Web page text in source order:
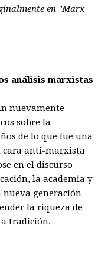
en "Marx
análisis marxistas
nuevamente
sobre la
de lo que fue una
cara anti-marxista
en el discurso
la academia y
nueva generación
la riqueza de
tradición.